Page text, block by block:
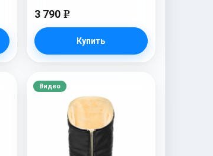
3 790 e
Купить
Видео